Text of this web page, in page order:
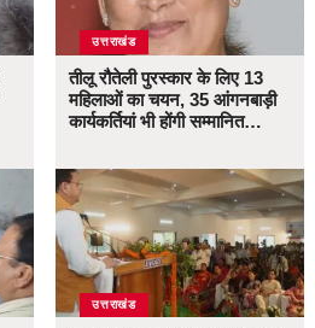
उत्तराखंड
तीलू रौतेली पुरस्कार के लिए 13
महिलाओं का चयन, 35 आंगनबाड़ी
कार्यकर्तियां भी होंगी सम्मानित…
उत्तराखंड